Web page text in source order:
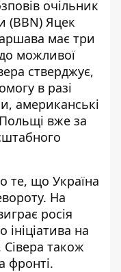
очільник
(BBN) Яцек
має три
можливої
стверджує,
в разі
американські
вже за
те, що Україна
На
росія
на
Сівера також
фронті.